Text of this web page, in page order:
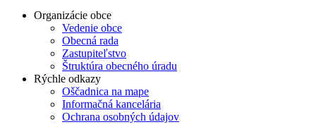
Organizácie obce
Vedenie obce
Obecná rada
Zastupiteľstvo
Štruktúra obecného úradu
Rýchle odkazy
Oščadnica na mape
Informačná kancelária
Ochrana osobných údajov